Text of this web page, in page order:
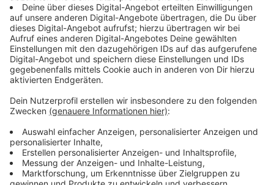
wir haben die Beschwerde über das fehlende Licht an
die Stadt weitergegeben. Sie hat sofort reagiert. Eine
Firma hat den Schaden zu repariert. Das Licht
funktioniert wieder. Die Stadt hat auch den Grund
geklärt: Vanalen hatten an den öffentlichen Toiletten
einen Strahler zerstört. Das führte zu einem
Stromausfall und legte auch das Licht an den
überdachten Fahrradparkplätzen lahm.